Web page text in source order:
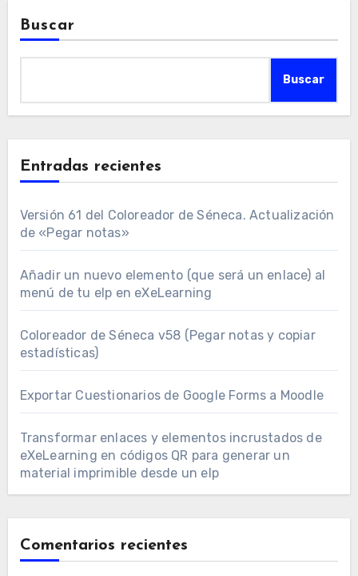
Buscar
Buscar
Entradas recientes
Versión 61 del Coloreador de Séneca. Actualización
de «Pegar notas»
Añadir un nuevo elemento (que será un enlace) al
menú de tu elp en eXeLearning
Coloreador de Séneca v58 (Pegar notas y copiar
estadísticas)
Exportar Cuestionarios de Google Forms a Moodle
Transformar enlaces y elementos incrustados de
eXeLearning en códigos QR para generar un
material imprimible desde un elp
Comentarios recientes